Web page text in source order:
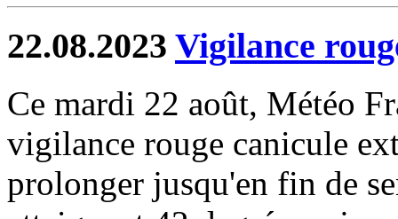
22.08.2023 Vigilance
Ce mardi 22 août, Météo
vigilance rouge canicule
prolonger jusqu'en fin de